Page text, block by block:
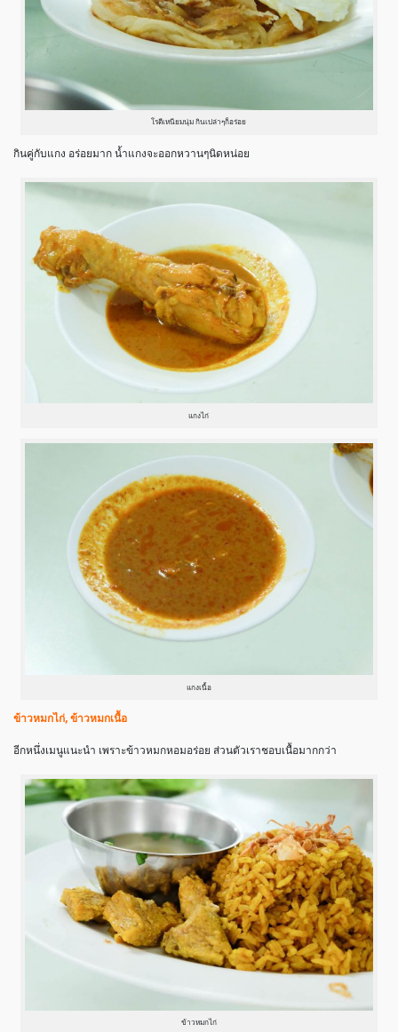
โรตีเหนียมนุ่ม กินเปล่าๆก็อร่อย
กินคู่กับแกง อร่อยมาก น้ำแกงจะออกหวานๆนิดหน่อย
แกงไก่
แกงเนื้อ
ข้าวหมกไก่, ข้าวหมกเนื้อ
อีกหนึ่งเมนูแนะนำ เพราะข้าวหมกหอมอร่อย ส่วนตัวเราชอบเนื้อมากกว่า
ข้าวหมกไก่